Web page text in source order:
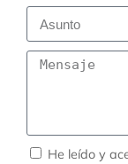
He leído y